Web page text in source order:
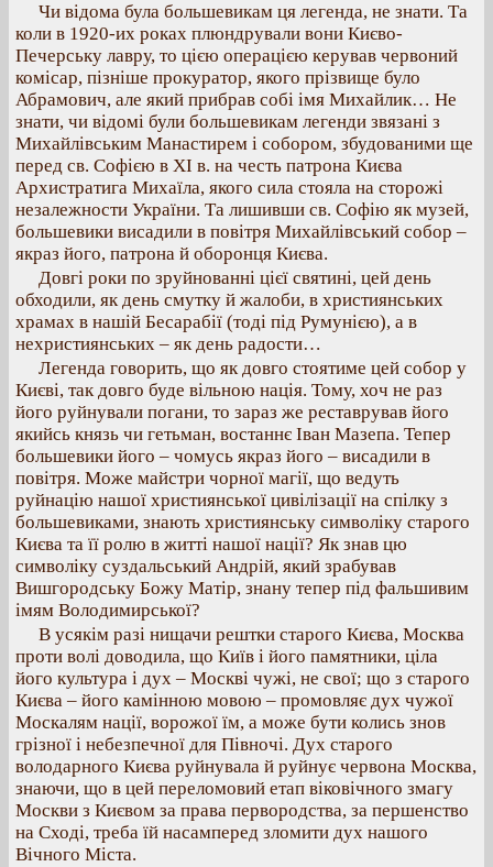
Чи відома була большевикам ця легенда, не знати. Та
коли в 1920-их роках плюндрували вони Києво-
Печерську лавру, то цією операцією керував червоний
комісар, пізніше прокуратор, якого прізвище було
Абрамович, але який прибрав собі імя Михайлик… Не
знати, чи відомі були большевикам легенди звязані з
Михайлівським Манастирем і собором, збудованими ще
перед св. Софією в XI в. на честь патрона Києва
Архистратига Михаїла, якого сила стояла на сторожі
незалежности України. Та лишивши св. Софію як музей,
большевики висадили в повітря Михайлівський собор –
якраз його, патрона й оборонця Києва.
Довгі роки по зруйнованні цієї святині, цей день
обходили, як день смутку й жалоби, в християнських
храмах в нашій Бесарабії (тоді під Румунією), а в
нехристиянських – як день радости…
Легенда говорить, що як довго стоятиме цей собор у
Києві, так довго буде вільною нація. Тому, хоч не раз
його руйнували погани, то зараз же реставрував його
якийсь князь чи гетьман, востаннє Іван Мазепа. Тепер
большевики його – чомусь якраз його – висадили в
повітря. Може майстри чорної магії, що ведуть
руйнацію нашої християнської цивілізації на спілку з
большевиками, знають християнську символіку старого
Києва та її ролю в житті нашої нації? Як знав цю
символіку суздальський Андрій, який зрабував
Вишгородську Божу Матір, знану тепер під фальшивим
імям Володимирської?
В усякім разі нищачи рештки старого Києва, Москва
проти волі доводила, що Київ і його памятники, ціла
його культура і дух – Москві чужі, не свої; що з старого
Києва – його камінною мовою – промовляє дух чужої
Москалям нації, ворожої їм, а може бути колись знов
грізної і небезпечної для Півночі. Дух старого
володарного Києва руйнувала й руйнує червона Москва,
знаючи, що в цей переломовий етап віковічного змагу
Москви з Києвом за права первородства, за першенство
на Сході, треба їй насамперед зломити дух нашого
Вічного Міста.